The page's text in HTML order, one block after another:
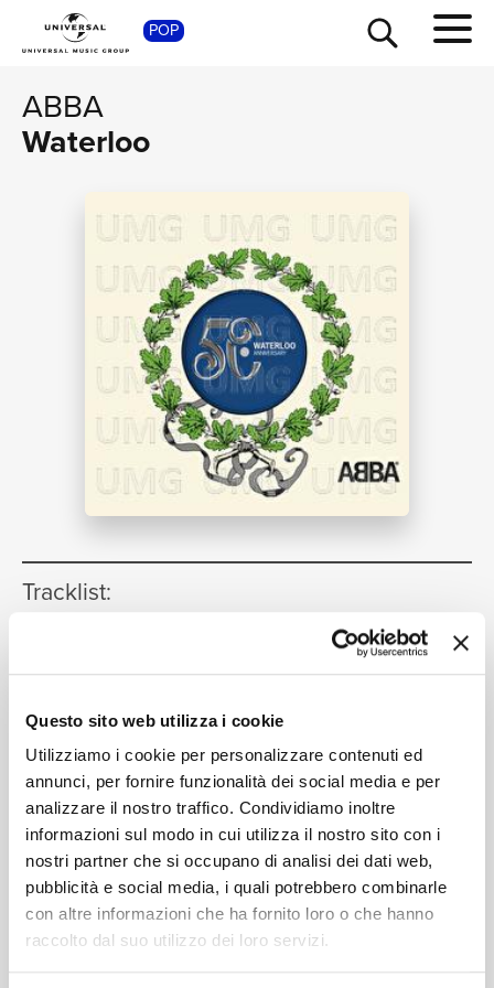
Questo sito web utilizza i cookie
Utilizziamo i cookie per personalizzare contenuti ed
annunci, per fornire funzionalità dei social media e per
analizzare il nostro traffico. Condividiamo inoltre
informazioni sul modo in cui utilizza il nostro sito con i
nostri partner che si occupano di analisi dei dati web,
pubblicità e social media, i quali potrebbero combinarle
con altre informazioni che ha fornito loro o che hanno
raccolto dal suo utilizzo dei loro servizi.
POP
ABBA
Waterloo
Tracklist:
02:46
ABBA
2 Waterloo(Swedish Version)
3 Waterloo(German Version)
02:46
Abba
4 Waterloo(French Version)
02:44
Abba
SHOP
TOUR
NEWS
RICERCA
CHI SIAMO
CONTATTI